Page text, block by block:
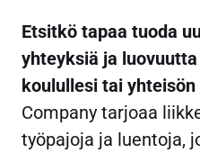
Etsitkö tapaa tuoda
yhteyksiä ja
koulullesi tai
Company tarjoaa
työpajoja ja luentoja,